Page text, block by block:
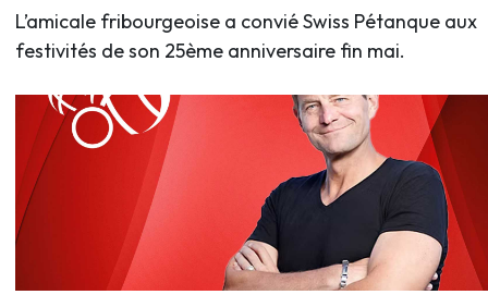
L’amicale fribourgeoise a convié Swiss Pétanque aux
festivités de son 25ème anniversaire fin mai.